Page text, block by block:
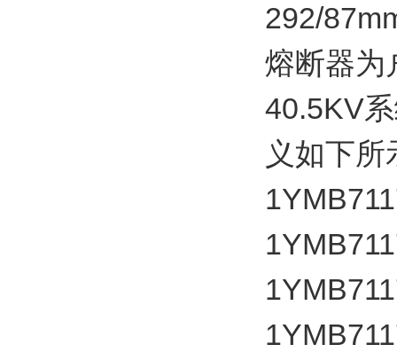
292/
熔断器为
40.5KV
义如下所